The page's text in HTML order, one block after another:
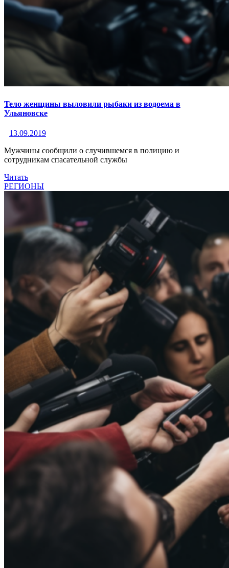
Тело женщины выловили рыбаки из водоема в
Ульяновске
13.09.2019
Мужчины сообщили о случившемся в полицию и
сотрудникам спасательной службы
Читать
РЕГИОНЫ